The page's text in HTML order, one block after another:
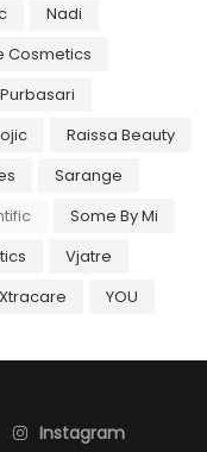
Nadi
Cosmetics
Purbasari
Raissa Beauty
Sarange
Some By Mi
Vjatre
Xtracare
YOU
Instagram